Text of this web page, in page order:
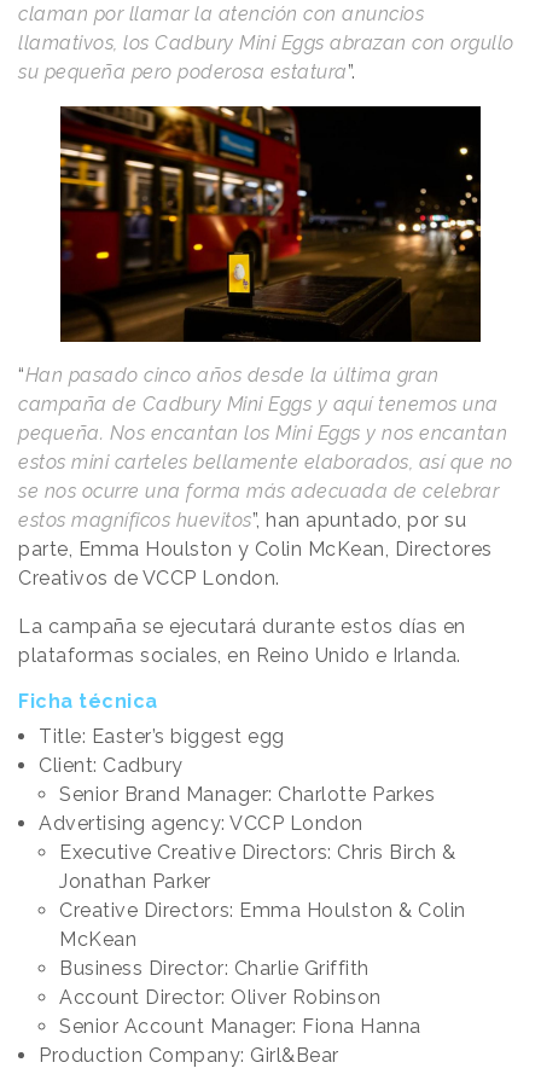
claman por llamar la atención con anuncios
llamativos, los Cadbury Mini Eggs abrazan con orgullo
su pequeña pero poderosa estatura”.
“Han pasado cinco años desde la última gran
campaña de Cadbury Mini Eggs y aquí tenemos una
pequeña. Nos encantan los Mini Eggs y nos encantan
estos mini carteles bellamente elaborados, así que no
se nos ocurre una forma más adecuada de celebrar
estos magníficos huevitos”, han apuntado, por su
parte, Emma Houlston y Colin McKean, Directores
Creativos de VCCP London.
La campaña se ejecutará durante estos días en
plataformas sociales, en Reino Unido e Irlanda.
Ficha técnica
Title: Easter’s biggest egg
Client: Cadbury
Senior Brand Manager: Charlotte Parkes
Advertising agency: VCCP London
Executive Creative Directors: Chris Birch &
Jonathan Parker
Creative Directors: Emma Houlston & Colin
McKean
Business Director: Charlie Griffith
Account Director: Oliver Robinson
Senior Account Manager: Fiona Hanna
Production Company: Girl&Bear